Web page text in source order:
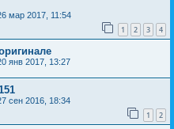
мар 2017, 11:54
1 2 3 4
янв 2017, 13:27
сен 2016, 18:34
1 2